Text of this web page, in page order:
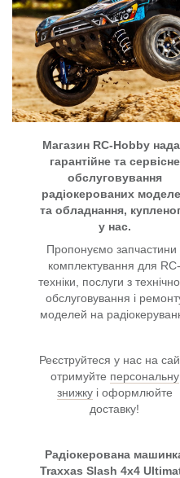
Магазин RC-Hobby
гарантійне та сервісне
обслуговування
радіокерованих
та обладнання,
у нас.
Пропонуємо запчастини
комплектування для RC-
техніки, послуги з
обслуговування і
моделей на
Реєструйтеся у нас на
отримуйте персональну
знижкуі оформлюйте
доставку!
Радіокерована
Traxxas Slash 4x4